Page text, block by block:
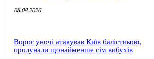
08.08.2026
Ворог уночі атакував Київ балістикою,
пролунали щонайменше сім вибухів